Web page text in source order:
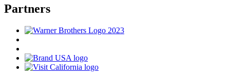
Partners